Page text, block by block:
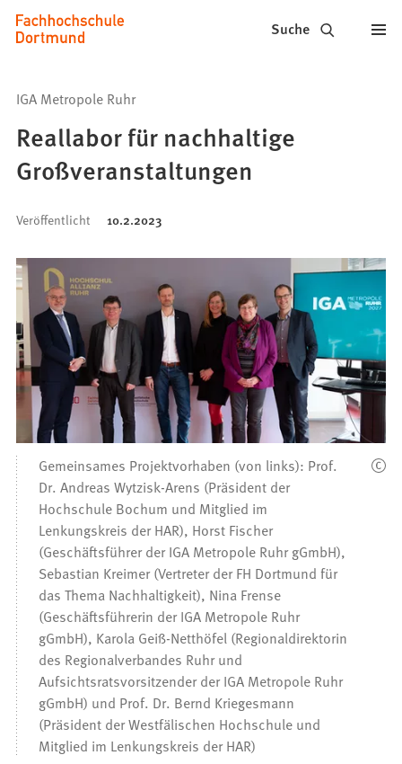
Inhalt anspringen
Fachhochschule
Dortmund
-
Studium,
Studiengänge,
Suche
IGA Metropole Ruhr
Reallabor für nachhaltige
Großveranstaltungen
Veröffentlicht 10.2.2023
Gemeinsames Projektvorhaben (von links): Prof.
Dr. Andreas Wytzisk-Arens (Präsident der
Hochschule Bochum und Mitglied im
Lenkungskreis der HAR), Horst Fischer
(Geschäftsführer der IGA Metropole Ruhr gGmbH),
Sebastian Kreimer (Vertreter der FH Dortmund für
das Thema Nachhaltigkeit), Nina Frense
(Geschäftsführerin der IGA Metropole Ruhr
gGmbH), Karola Geiß-Netthöfel (Regionaldirektorin
des Regionalverbandes Ruhr und
Aufsichtsratsvorsitzender der IGA Metropole Ruhr
gGmbH) und Prof. Dr. Bernd Kriegesmann
(Präsident der Westfälischen Hochschule und
Mitglied im Lenkungskreis der HAR)